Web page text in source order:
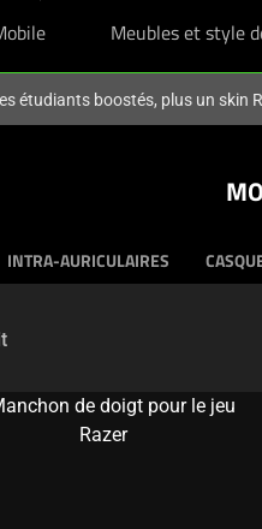
Meubles et style
étudiants boostés, plus un
INTRA-AURICULAIRES